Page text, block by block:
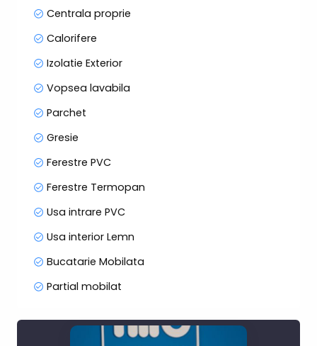
Centrala proprie
Calorifere
Izolatie Exterior
Vopsea lavabila
Parchet
Gresie
Ferestre PVC
Ferestre Termopan
Usa intrare PVC
Usa interior Lemn
Bucatarie Mobilata
Partial mobilat